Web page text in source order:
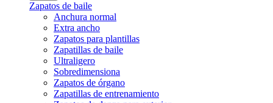
Zapatos de baile
Anchura normal
Extra ancho
Zapatos para plantillas
Zapatillas de baile
Ultraligero
Sobredimensiona
Zapatos de órgano
Zapatillas de entrenamiento